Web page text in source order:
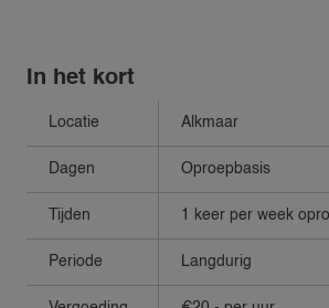
In het kort
Locatie Alkmaar
Dagen Oproepbasis
Tijden 1 keer per week
Periode Langdurig